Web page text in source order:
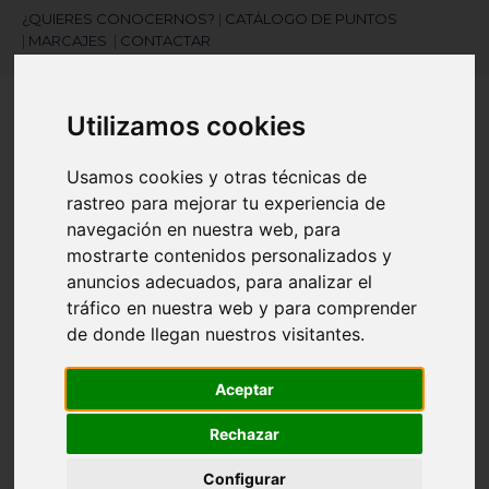
Utilizamos cookies
Usamos cookies y otras técnicas de
rastreo para mejorar tu experiencia de
navegación en nuestra web, para
mostrarte contenidos personalizados y
anuncios adecuados, para analizar el
tráfico en nuestra web y para comprender
de donde llegan nuestros visitantes.
Aceptar
Rechazar
Configurar
¿QUIERES CONOCERNOS?
CATÁLOGO DE PUNTOS
MARCAJES CONTACTAR
¿Necesitas ayuda?
945 121 003
search